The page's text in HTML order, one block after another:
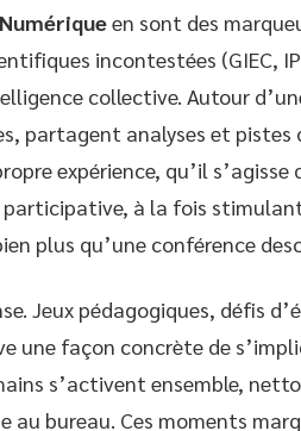
en sont des
incontestées (GIEC,
collective. Autour
partagent analyses et pistes
expérience, qu’il s’agisse
participative, à la fois
plus qu’une conférence
Jeux pédagogiques, défis
une façon concrète de
s’activent ensemble,
au bureau. Ces moments